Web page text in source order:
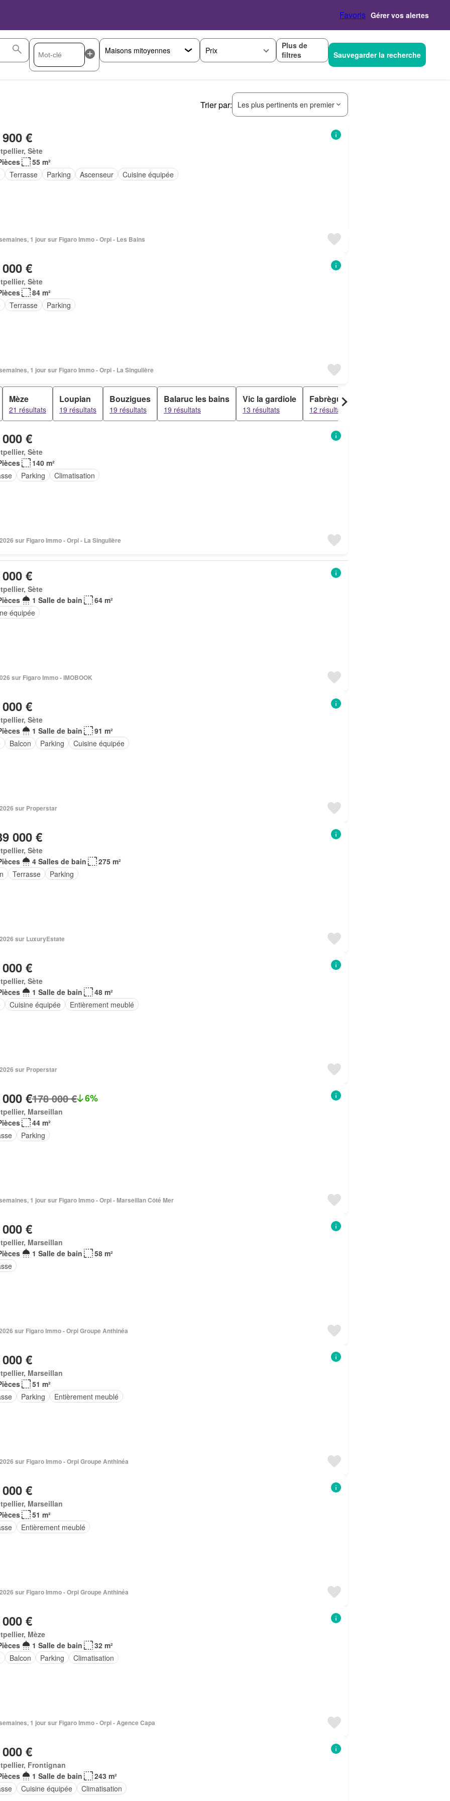
Favoris Gérer vos alertes
Prix
Plus de
filtres
Sauvegarder la recherche
Trier par: Les plus pertinents en premier
€
Sète
55 m²
Terrasse Parking Ascenseur Cuisine équipée
1 jour sur Figaro Immo - Orpi - Les Bains
€
Sète
84 m²
Terrasse Parking
1 jour sur Figaro Immo - Orpi - La Singulière
Mèze
21 résultats
Loupian
19 résultats
Bouzigues
19 résultats
Balaruc les bains
19 résultats
Vic la gardiole
13 résultats
Fabrègues
12 résultats
€
Sète
140 m²
Parking Climatisation
sur Figaro Immo - Orpi - La Singulière
€
Sète
1 Salle de bain
64 m²
équipée
sur Figaro Immo - IMOBOOK
€
Sète
1 Salle de bain
91 m²
Balcon Parking Cuisine équipée
sur Properstar
000 €
Sète
4 Salles de bain
275 m²
Terrasse Parking
sur LuxuryEstate
€
Sète
1 Salle de bain
48 m²
Cuisine équipée Entièrement meublé
sur Properstar
€178 000 € 6%
Marseillan
44 m²
Parking
1 jour sur Figaro Immo - Orpi - Marseillan Côté Mer
€
Marseillan
1 Salle de bain
58 m²
sur Figaro Immo - Orpi Groupe Anthinéa
€
Marseillan
51 m²
Parking Entièrement meublé
sur Figaro Immo - Orpi Groupe Anthinéa
€
Marseillan
51 m²
Entièrement meublé
sur Figaro Immo - Orpi Groupe Anthinéa
€
Mèze
1 Salle de bain
32 m²
Balcon Parking Climatisation
1 jour sur Figaro Immo - Orpi - Agence Capa
€
Frontignan
1 Salle de bain
243 m²
Cuisine équipée Climatisation